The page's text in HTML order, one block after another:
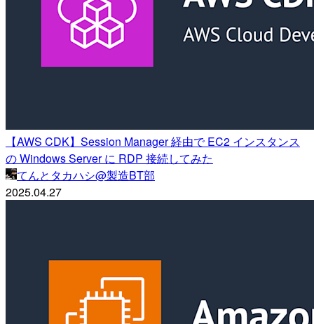
【AWS CDK】Session Manager 経由で EC2 インスタンス
の Windows Server に RDP 接続してみた
てんとタカハシ@製造BT部
2025.04.27